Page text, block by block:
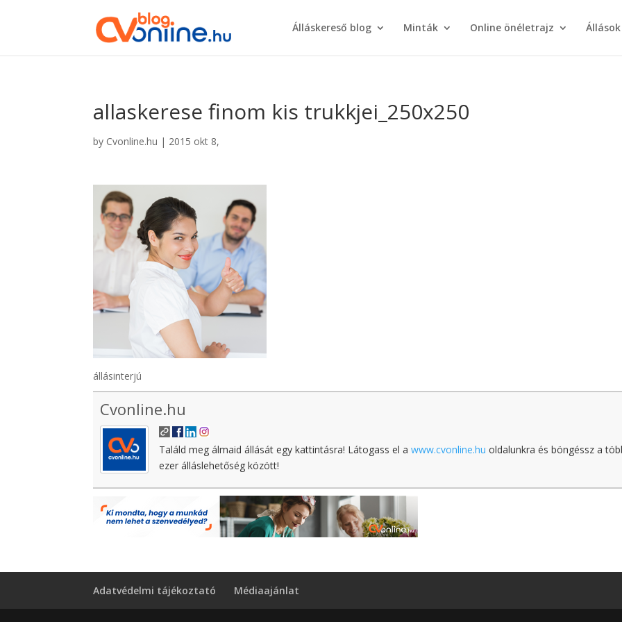
Álláskereső blog Minták Online önéletrajz Állások
allaskerese finom kis trukkjei_250x250
by Cvonline.hu | 2015 okt 8,
állásinterjú
Cvonline.hu
Találd meg álmaid állását egy kattintásra! Látogass el awww.cvonline.hu oldalunkra és böngéssz a
ezer álláslehetőség között!
Adatvédelmi tájékoztató Médiaajánlat